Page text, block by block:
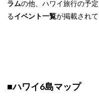
ラムの他、ハワイ旅行の予
るイベント一覧が掲載されて
■ハワイ6島マップ